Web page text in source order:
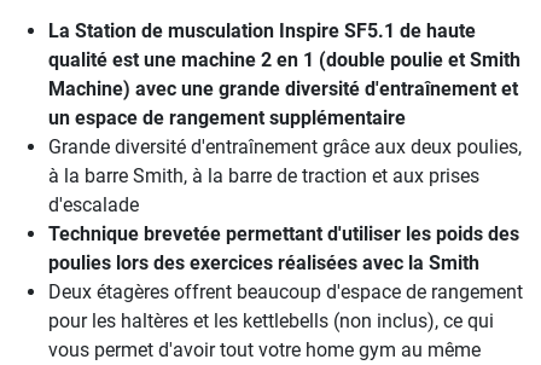
La Station de musculation Inspire SF5.1 de haute
qualité est une machine 2 en 1 (double poulie et Smith
Machine) avec une grande diversité d'entraînement et
un espace de rangement supplémentaire
Grande diversité d'entraînement grâce aux deux poulies,
à la barre Smith, à la barre de traction et aux prises
d'escalade
Technique brevetée permettant d'utiliser les poids des
poulies lors des exercices réalisées avec la Smith
Deux étagères offrent beaucoup d'espace de rangement
pour les haltères et les kettlebells (non inclus), ce qui
vous permet d'avoir tout votre home gym au même